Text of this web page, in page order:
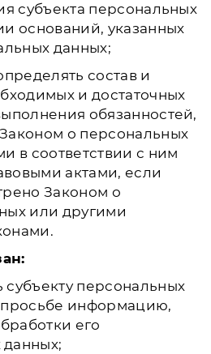
субъекта персональных
оснований, указанных
данных;
состав и
и достаточных
обязанностей,
о персональных
в соответствии с ним
актами, если
Законом о
или другими
субъекту персональных
просьбе информацию,
его